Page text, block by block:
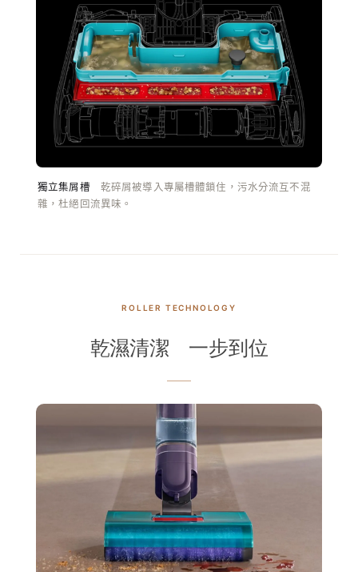
獨立集屑槽 乾碎屑被導入專屬槽體鎖住，污水分流互不混
雜，杜絕回流異味。
ROLLER TECHNOLOGY
乾濕清潔 一步到位